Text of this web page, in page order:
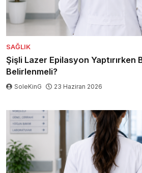
SAĞLIK
Şişli Lazer Epilasyon Yaptırırken
Belirlenmeli?
SoleKinG 23 Haziran 2026